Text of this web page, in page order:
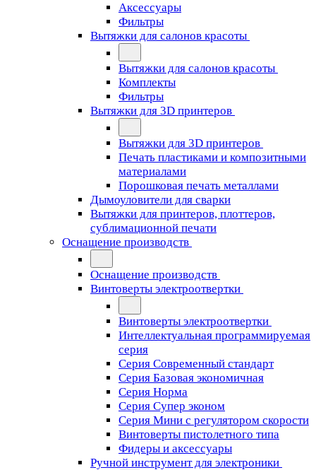
Аксессуары
Фильтры
Вытяжки для салонов красоты
Вытяжки для салонов красоты
Комплекты
Фильтры
Вытяжки для 3D принтеров
Вытяжки для 3D принтеров
Печать пластиками и композитными
материалами
Порошковая печать металлами
Дымоуловители для сварки
Вытяжки для принтеров, плоттеров,
сублимационной печати
Оснащение производств
Оснащение производств
Винтоверты электроотвертки
Винтоверты электроотвертки
Интеллектуальная программируемая
серия
Серия Современный стандарт
Серия Базовая экономичная
Серия Норма
Серия Cупер эконом
Серия Мини с регулятором скорости
Винтоверты пистолетного типа
Фидеры и аксессуары
Ручной инструмент для электроники